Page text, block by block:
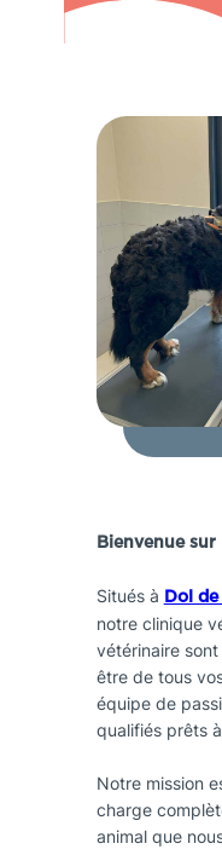
Bienvenue
Situés à Dol
notre clinique
vétérinaire
être de tous
équipe de
qualifiés prêts
Notre mission
charge
animal que